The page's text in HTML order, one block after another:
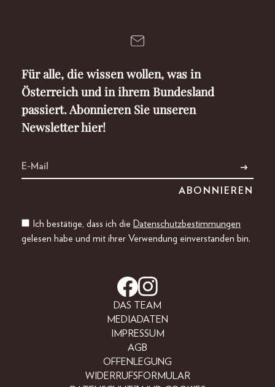
Für alle, die wissen wollen, was in
Österreich und in ihrem Bundesland
passiert. Abonnieren Sie unseren
Newsletter hier!
Ich bestätige, dass ich die Datenschutzbestimmungen
gelesen habe und mit ihrer Verwendung einverstanden bin.
DAS TEAM
MEDIADATEN
IMPRESSUM
AGB
OFFENLEGUNG
WIDERRUFSFORMULAR